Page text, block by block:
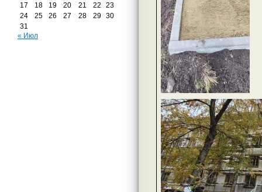
17
18 19 20 21 22
23
24
25 26 27 28 29
30
31
« Июл